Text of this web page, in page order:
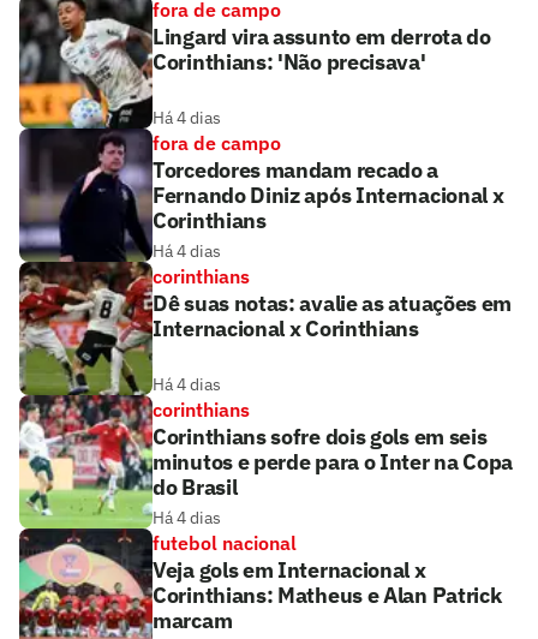
fora de campo
Lingard vira assunto em derrota do
Corinthians: 'Não precisava'
Há 4 dias
fora de campo
Torcedores mandam recado a
Fernando Diniz após Internacional x
Corinthians
Há 4 dias
corinthians
Dê suas notas: avalie as atuações em
Internacional x Corinthians
Há 4 dias
corinthians
Corinthians sofre dois gols em seis
minutos e perde para o Inter na Copa
do Brasil
Há 4 dias
futebol nacional
Veja gols em Internacional x
Corinthians: Matheus e Alan Patrick
marcam